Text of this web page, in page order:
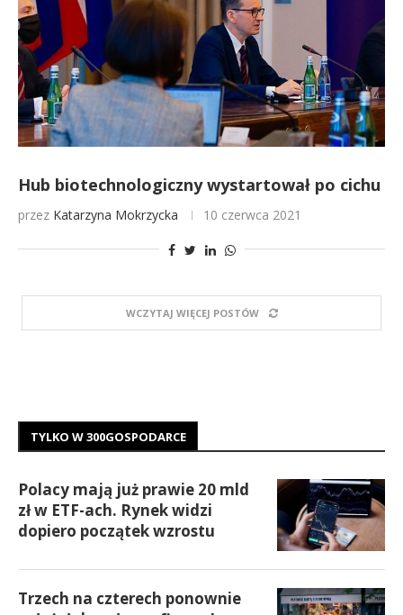
Hub biotechnologiczny wystartował po cichu
przez Katarzyna Mokrzycka 10 czerwca 2021
WCZYTAJ WIĘCEJ POSTÓW
TYLKO W 300GOSPODARCE
Polacy mają już prawie 20 mld
zł w ETF-ach. Rynek widzi
dopiero początek wzrostu
Trzech na czterech ponownie